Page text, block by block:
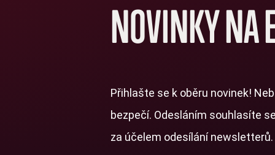
NOVINKY NA
Přihlašte se k oběru novinek!
bezpečí. Odesláním souhlasíte
za účelem odesílání newsletterů.